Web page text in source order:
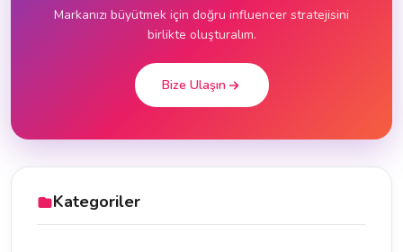
Markanızı büyütmek için doğru influencer stratejisini
birlikte oluşturalım.
Bize Ulaşın
Kategoriler